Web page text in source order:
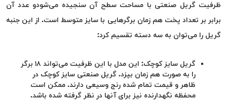
ظرفیت گریل صنعتی با مساحت سطح آن سنجیده می‌شودو عدد آن
برابر بر تعداد پخت هم زمان برگرهایی با سایز متوسط است. از این جنبه
گریل را می‌توان به سه دسته تقسیم کرد:
گریل سایز کوچک: این مدل با این ظرفیت می‌تواند ۱۸ برگر
را به صورت هم زمان بپزد. گریل صنعتی سایز کوچک در
ظاهر و قیمت تمام شده رنج وسیعی دارند. ممکن است
محفظه نگهدارنده نیز برای آنها در نظر گرفته شده باشد.